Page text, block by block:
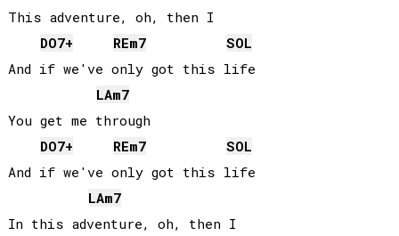
This adventure, oh, then I
DO7+ REm7
SOL
And if we've only got this life
LAm7
You get me through
DO7+ REm7
SOL
And if we've only got this life
LAm7
In this adventure, oh, then I